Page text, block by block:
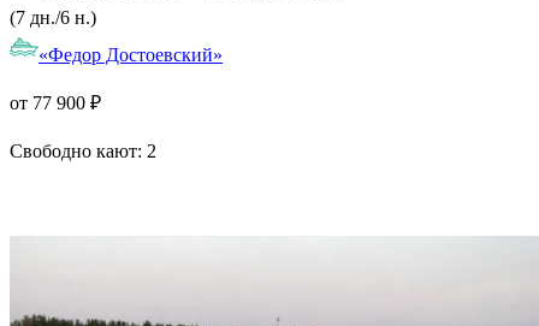
(7 дн./6 н.)
«Федор Достоевский»
от 77 900 ₽
Свободно кают: 2